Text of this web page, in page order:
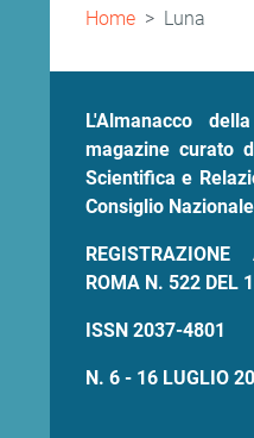
Home Luna
L'Almanacco
magazine curato
Scientifica e
Consiglio
ROMA N. 522 DEL
ISSN 2037-4801
N. 6 - 16 LUGLIO